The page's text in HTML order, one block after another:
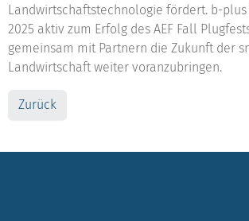
Landwirtschaftstechnologie fördert. b-
2025 aktiv zum Erfolg des AEF Fall
gemeinsam mit Partnern die Zukunft der
Landwirtschaft weiter voranzubringen.
Zurück